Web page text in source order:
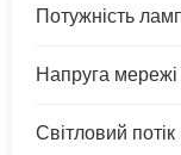
Потужність
Напруга мережі
Світловий потік